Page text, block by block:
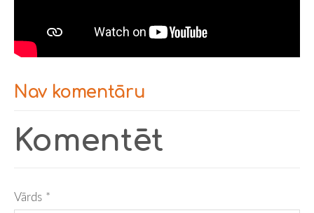
Nav komentāru
Komentēt
Vārds *